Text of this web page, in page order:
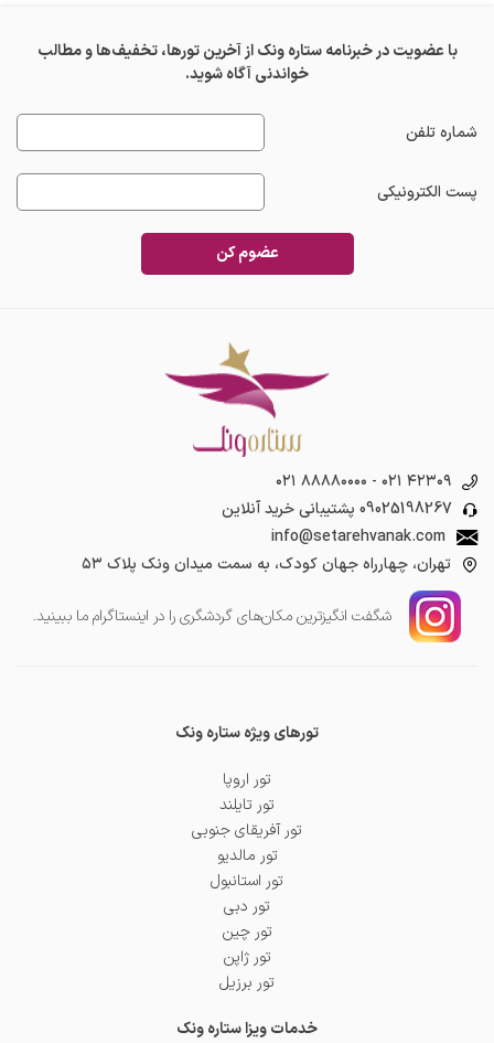
با عضویت در خبرنامه ستاره ونک از آخرین تورها، تخفیف‌ها و مطالب
خواندنی آگاه شوید.
شماره تلفن
پست الکترونیکی
عضوم کن
۰۲۱ ۸۸۸۸۰۰۰۰ - ۰۲۱ ۴۲۳۰۹
09025198267 پشتیبانی خرید آنلاین
info@setarehvanak.com
تهران، چهارراه جهان کودک، به سمت میدان ونک پلاک ۵۳
شگفت انگیز‌ترین مکان‌های گردشگری را در اینستاگرام ما ببینید.
تورهای ویژه ستاره ونک
تور اروپا
تور تایلند
تور آفریقای جنوبی
تور مالدیو
تور استانبول
تور دبی
تور چین
تور ژاپن
تور برزیل
خدمات ویزا ستاره ونک